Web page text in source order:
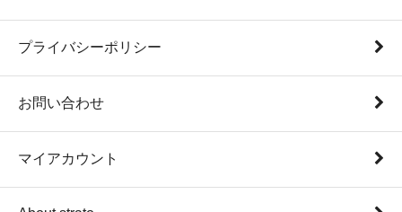
プライバシーポリシー
お問い合わせ
マイアカウント